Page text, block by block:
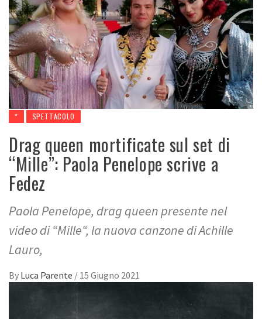
* SPETTACOLO
Drag queen mortificate sul set di
“Mille”: Paola Penelope scrive a
Fedez
Paola Penelope, drag queen presente nel
video di “Mille“, la nuova canzone di Achille
Lauro,
By Luca Parente / 15 Giugno 2021